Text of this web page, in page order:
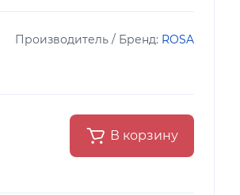
Производитель / Бренд: ROSA
В корзину